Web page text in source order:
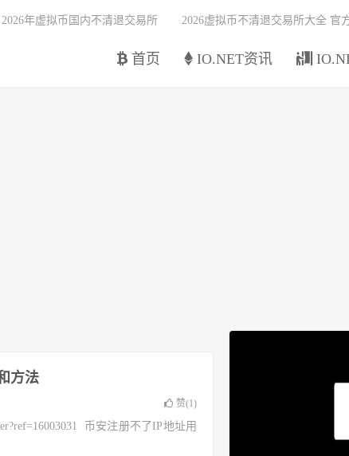
首页 IO.NET资讯
2026年虚拟币国内不清退交易所 2026虚拟币不清退交易所大全 官
方法
赞(1)
币安注册不了IP地址用